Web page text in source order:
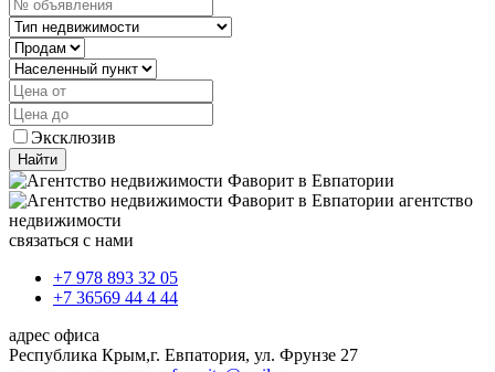
Эксклюзив
Найти
агентство
недвижимости
связаться с нами
+7 978 893 32 05
+7 36569 44 4 44
адрес офиса
Республика Крым,г. Евпатория, ул. Фрунзе 27